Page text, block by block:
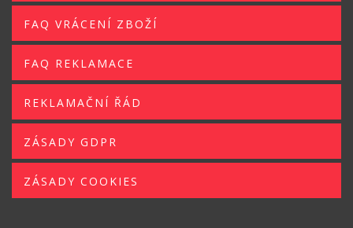
FAQ VRÁCENÍ ZBOŽÍ
FAQ REKLAMACE
REKLAMAČNÍ ŘÁD
ZÁSADY GDPR
ZÁSADY COOKIES